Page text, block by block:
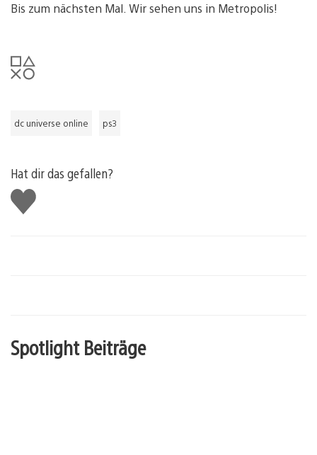
Bis zum nächsten Mal. Wir sehen uns in Metropolis!
dc universe online ps3
Hat dir das gefallen?
Gefällt
mir
Spotlight Beiträge